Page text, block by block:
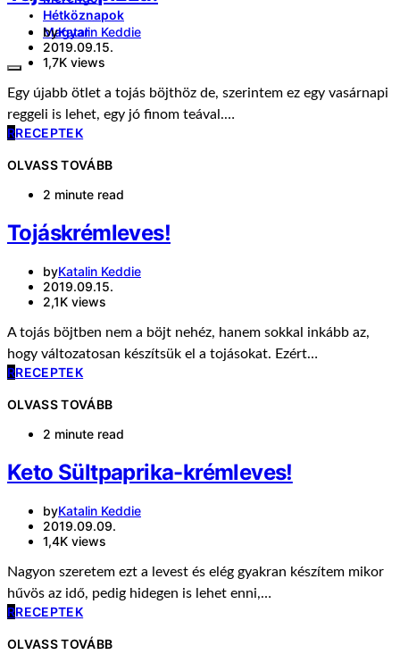
Hétköznapok
Magyar
byKatalin Keddie
2019.09.15.
1,7K views
Egy újabb ötlet a tojás böjthöz de, szerintem ez egy vasárnapi
reggeli is lehet, egy jó finom teával.…
RRECEPTEK
OLVASS TOVÁBB
2 minute read
Tojáskrémleves!
byKatalin Keddie
2019.09.15.
2,1K views
A tojás böjtben nem a böjt nehéz, hanem sokkal inkább az,
hogy változatosan készítsük el a tojásokat. Ezért…
RRECEPTEK
OLVASS TOVÁBB
2 minute read
Keto Sültpaprika-krémleves!
byKatalin Keddie
2019.09.09.
1,4K views
Nagyon szeretem ezt a levest és elég gyakran készítem mikor
hűvös az idő, pedig hidegen is lehet enni,…
RRECEPTEK
OLVASS TOVÁBB